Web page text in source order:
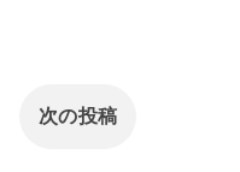
次の投稿